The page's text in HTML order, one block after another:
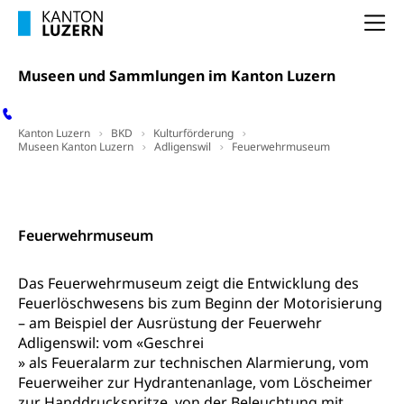
Museen und Sammlungen im Kanton Luzern
Kanton Luzern BKD
Kulturförderung
Museen Kanton Luzern
Adligenswil Feuerwehrmuseum
Feuerwehrmuseum
Das Feuerwehrmuseum zeigt die Entwicklung des
Feuerlöschwesens bis zum Beginn der Motorisierung
– am Beispiel der Ausrüstung der Feuerwehr
Adligenswil: vom «Geschrei
» als Feueralarm zur technischen Alarmierung, vom
Feuerweiher zur Hydrantenanlage, vom Löscheimer
Dienststelle Steuern - Wissenswertes
AHV-Altersrente (WAS Luzern)
Altersvorsorge (gruezi.lu.ch)
Bildung und Forschung
Forschungsförderung, Wissenschaftsmarketing,
Wissenschaft, Forschung, Entwicklung, Projekte
Innovative Projekte Landwirtschaft und
Projektförderung Universität Luzern unilu
Umschulung, zweiter Bildungsweg,
Nachdiplomstudium, Zusatzlehre, Höhere
Neuorientierung, Grundkompetenzen,
Berufsberatung, Standortbestimmung,
Studienberatung, Beratung und Unterstützung,
Berufsabschluss für Erwachsene
Erwachsenenmatura
Bildungsgutscheine Grundkompetenzen
Berufliche Grundbildung
Lehre, Berufsfachschule, Lehrbetrieb, Lehrvertrag,